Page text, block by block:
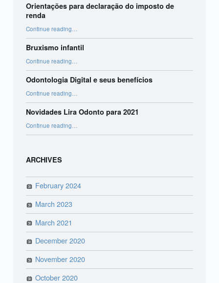
Orientações para declaração do imposto de
renda
Continue reading“Orientações para declaração do imposto de renda”
…
Bruxismo infantil
Continue reading …
Odontologia Digital e seus benefícios
Continue reading …
Novidades Lira Odonto para 2021
Continue reading …
ARCHIVES
February 2024
March 2023
March 2021
December 2020
November 2020
October 2020